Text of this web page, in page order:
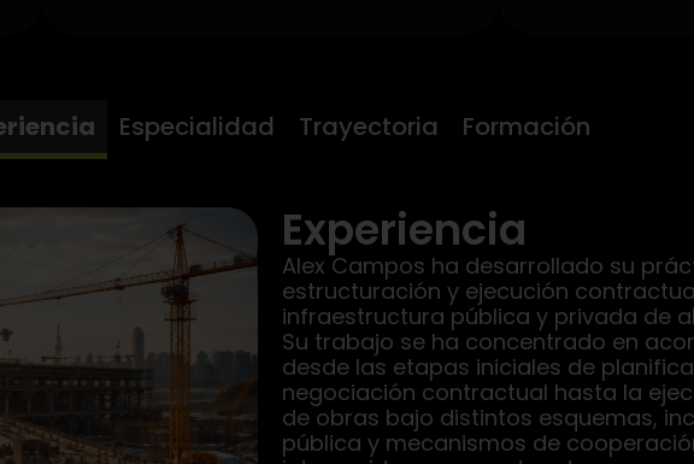
Especialidad Trayectoria Formación
Experiencia
Alex Campos ha desarrollado su
estructuración y ejecución
infraestructura pública y privada de
Su trabajo se ha concentrado en
desde las etapas iniciales de
negociación contractual hasta la
de obras bajo distintos esquemas,
pública y mecanismos de